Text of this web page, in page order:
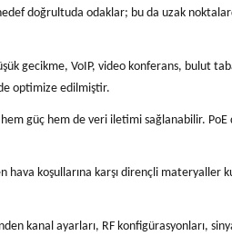
doğrultuda odaklar; bu da uzak
gecikme, VoIP, video konferans, bulut
optimize edilmiştir.
güç hem de veri iletimi sağlanabilir.
hava koşullarına karşı dirençli materyaller
kanal ayarları, RF konfigürasyonları,